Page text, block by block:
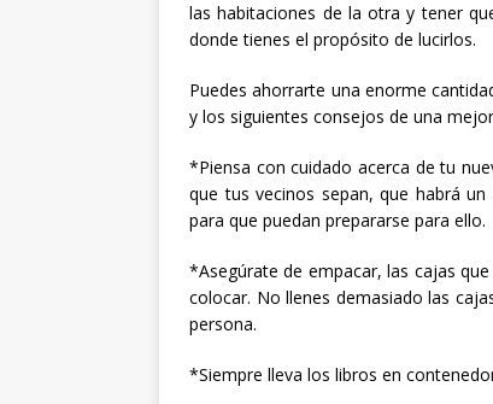
las habitaciones de la otra y tener
donde tienes el propósito de lucirlos.
Puedes ahorrarte una enorme
y los siguientes consejos de una
*Piensa con cuidado acerca de tu
que tus vecinos sepan, que habrá
para que puedan prepararse para ello.
*Asegúrate de empacar, las cajas
colocar. No llenes demasiado las
persona.
*Siempre lleva los libros en